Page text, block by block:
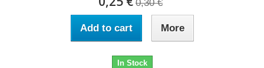
0,30 €
Add to cart More
In Stock